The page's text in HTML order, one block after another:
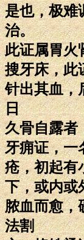
是也，极难
治。
此证属胃火
搜牙床，此
针出其血，
日
久骨自露者
牙痈证，一
疮，初起有
下，或内或
脓血而愈，
法割